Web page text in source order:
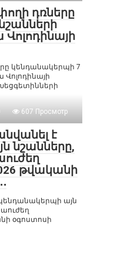
դռները
Վոլոդինայի
կենդանակերպի 7
Վոլոդինայի
607 Просмотр
է
նշանները,
թվականի
այն
օգոստոսի